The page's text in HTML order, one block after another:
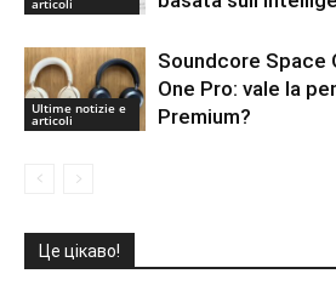
Ultime notizie e
articoli
Soundcore Space
One Pro: vale la
Premium?
Це цікаво!